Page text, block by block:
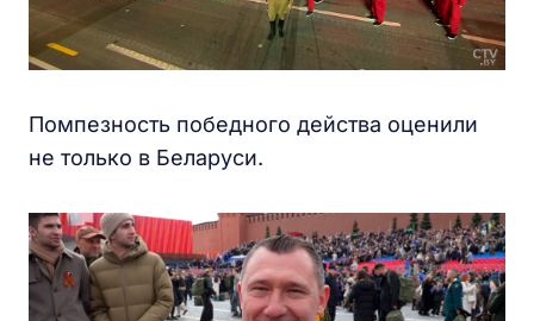
Помпезность победного действа оценили
не только в Беларуси.